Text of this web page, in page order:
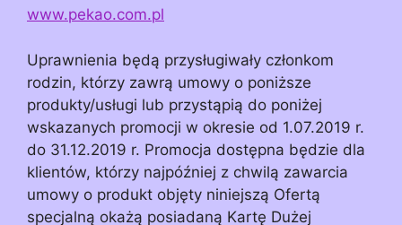
www.pekao.com.pl
Uprawnienia będą przysługiwały członkom
rodzin, którzy zawrą umowy o poniższe
produkty/usługi lub przystąpią do poniżej
wskazanych promocji w okresie od 1.07.2019 r.
do 31.12.2019 r. Promocja dostępna będzie dla
klientów, którzy najpóźniej z chwilą zawarcia
umowy o produkt objęty niniejszą Ofertą
specjalną okażą posiadaną Kartę Dużej